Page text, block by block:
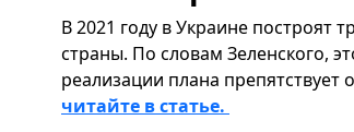
В 2021 году в Украине построят
страны. По словам Зеленского,
реализации плана
читайте в статье.